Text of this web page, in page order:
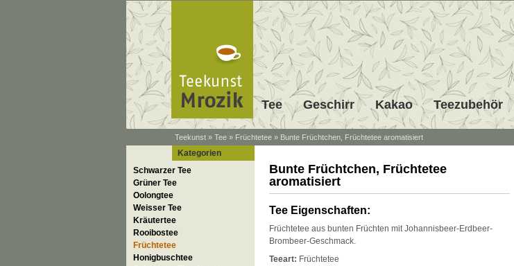
Tee Geschirr Kakao Teezubehör
Teekunst » Tee » Früchtetee » Bunte Früchtchen, Früchtetee aromatisiert
Kategorien
Schwarzer Tee
Grüner Tee
Oolongtee
Weisser Tee
Kräutertee
Rooibostee
Früchtetee
Honigbuschtee
Bunte Früchtchen, Früchtetee
aromatisiert
Tee Eigenschaften:
Früchtetee aus bunten Früchten mit Johannisbeer-Erdbeer-
Brombeer-Geschmack.
Teeart: Früchtetee